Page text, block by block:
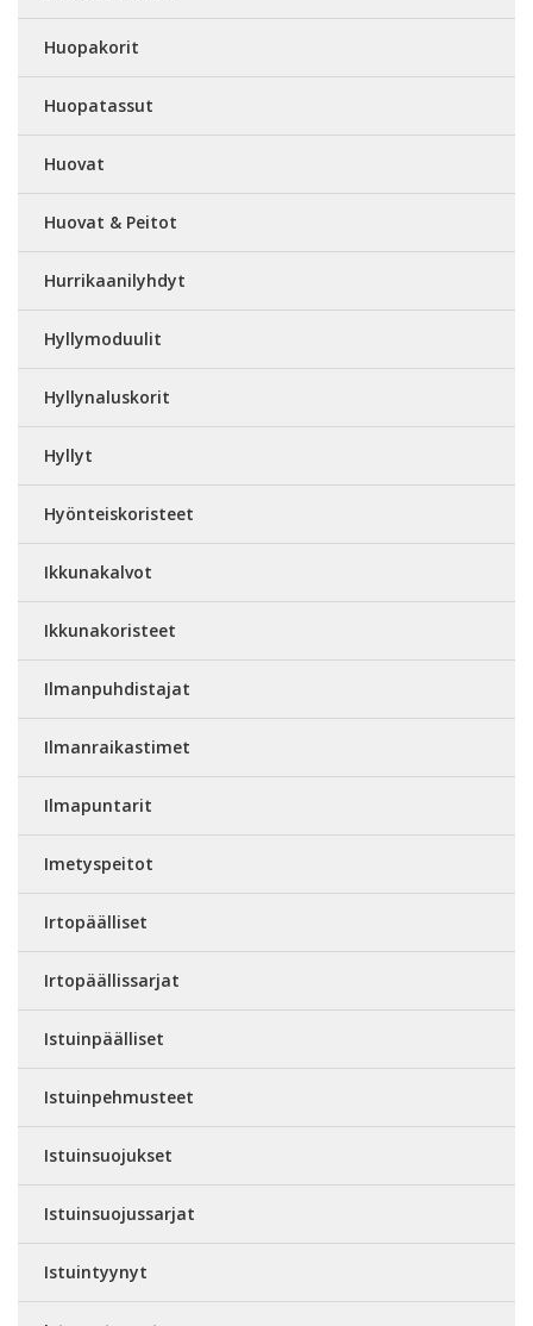
Huopakorit
Huopatassut
Huovat
Huovat & Peitot
Hurrikaanilyhdyt
Hyllymoduulit
Hyllynaluskorit
Hyllyt
Hyönteiskoristeet
Ikkunakalvot
Ikkunakoristeet
Ilmanpuhdistajat
Ilmanraikastimet
Ilmapuntarit
Imetyspeitot
Irtopäälliset
Irtopäällissarjat
Istuinpäälliset
Istuinpehmusteet
Istuinsuojukset
Istuinsuojussarjat
Istuintyynyt